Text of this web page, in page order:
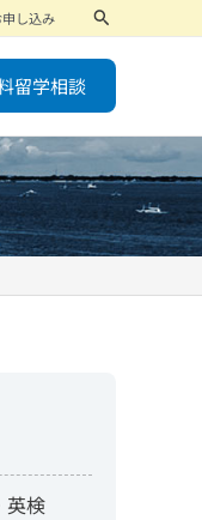
し込み
検
索
留学相談
英検